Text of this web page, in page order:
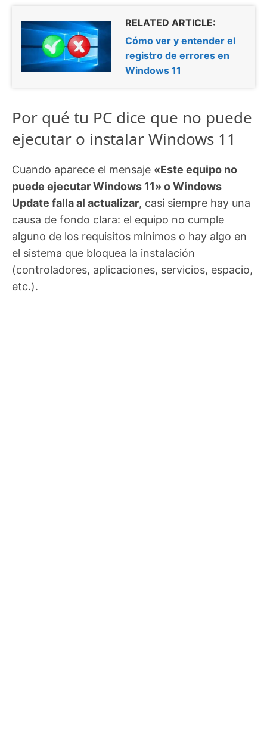
RELATED ARTICLE:
Cómo ver y entender el
registro de errores en
Windows 11
Por qué tu PC dice que no puede
ejecutar o instalar Windows 11
Cuando aparece el mensaje «Este equipo no
puede ejecutar Windows 11» o Windows
Update falla al actualizar, casi siempre hay una
causa de fondo clara: el equipo no cumple
alguno de los requisitos mínimos o hay algo en
el sistema que bloquea la instalación
(controladores, aplicaciones, servicios, espacio,
etc.).